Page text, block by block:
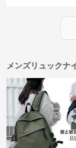
メンズリュックナ